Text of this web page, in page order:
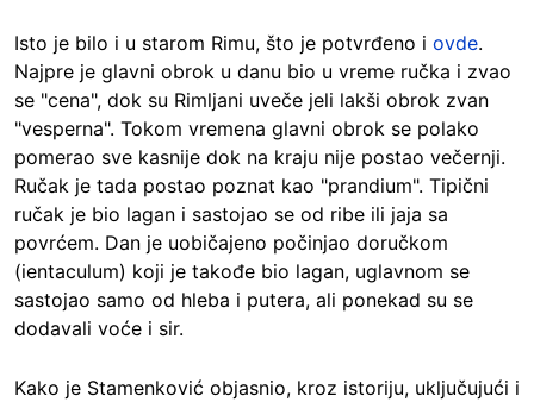
Isto je bilo i u starom Rimu, što je potvrđeno i ovde.
Najpre je glavni obrok u danu bio u vreme ručka i zvao
se "cena", dok su Rimljani uveče jeli lakši obrok zvan
"vesperna". Tokom vremena glavni obrok se polako
pomerao sve kasnije dok na kraju nije postao večernji.
Ručak je tada postao poznat kao "prandium". Tipični
ručak je bio lagan i sastojao se od ribe ili jaja sa
povrćem. Dan je uobičajeno počinjao doručkom
(ientaculum) koji je takođe bio lagan, uglavnom se
sastojao samo od hleba i putera, ali ponekad su se
dodavali voće i sir.
Kako je Stamenković objasnio, kroz istoriju, uključujući i